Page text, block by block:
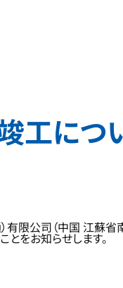
工につ
有限公司（中国 江
をお知らせします。